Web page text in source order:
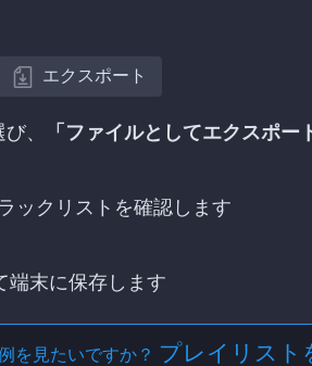
エクスポート
、 「ファイルとしてエクスポー
ックリストを確認します
端末に保存します
を見たいですか？ プレイリスト